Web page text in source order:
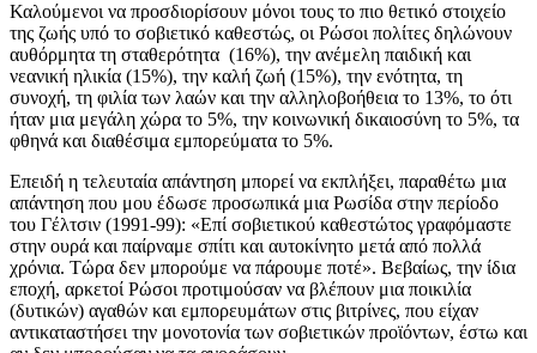
Καλούμενοι να προσδιορίσουν μόνοι τους το πιο θετικό στοιχείο
της ζωής υπό το σοβιετικό καθεστώς, οι Ρώσοι πολίτες δηλώνουν
αυθόρμητα τη σταθερότητα (16%), την ανέμελη παιδική και
νεανική ηλικία (15%), την καλή ζωή (15%), την ενότητα, τη
συνοχή, τη φιλία των λαών και την αλληλοβοήθεια το 13%, το ότι
ήταν μια μεγάλη χώρα το 5%, την κοινωνική δικαιοσύνη το 5%, τα
φθηνά και διαθέσιμα εμπορεύματα το 5%.
Επειδή η τελευταία απάντηση μπορεί να εκπλήξει, παραθέτω μια
απάντηση που μου έδωσε προσωπικά μια Ρωσίδα στην περίοδο
του Γέλτσιν (1991-99): «Επί σοβιετικού καθεστώτος γραφόμαστε
στην ουρά και παίρναμε σπίτι και αυτοκίνητο μετά από πολλά
χρόνια. Τώρα δεν μπορούμε να πάρουμε ποτέ». Βεβαίως, την ίδια
εποχή, αρκετοί Ρώσοι προτιμούσαν να βλέπουν μια ποικιλία
(δυτικών) αγαθών και εμπορευμάτων στις βιτρίνες, που είχαν
αντικαταστήσει την μονοτονία των σοβιετικών προϊόντων, έστω και